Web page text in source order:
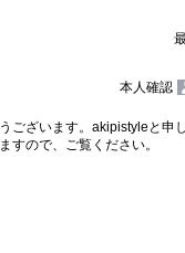
本人確認
ございます。akipistyleと申し
すので、ご覧ください。